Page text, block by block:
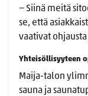
− Siinä meitä
se, että
vaativat
Yhteisöllisyyteen
Maija-talon
sauna ja